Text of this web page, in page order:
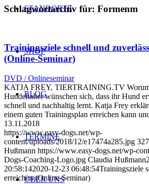
STANDORTE
SHOP
BLOG
TERMINE
ÜBER UNS
Schlagwortarchiv für: Formenm
Trainingsziele schnell und
(Online-Seminar)
DVD / Onlineseminar
KATJA FREY, TIERTRAINING.TV Worum
Hundehalter wünschen sich, dass ihr Hund
schnell und nachhaltig lernt. Katja Frey
einem guten Trainingsplan erreichen kann
13.11.2018
https://www.easy-dogs.net/wp-
content/uploads/2018/12/e17474a285.jpg 327
Hußmann https://www.easy-dogs.net/wp-
Dogs-Coaching-Logo.jpg Claudia Hußmann
20:58:142020-12-23 06:48:54Trainingsziele
erreichen (Online-Seminar)